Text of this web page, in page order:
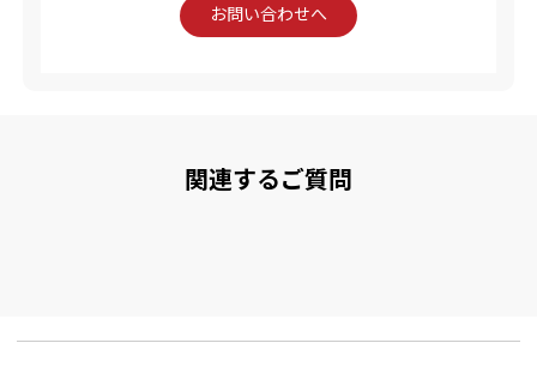
お問い合わせへ
関連するご質問